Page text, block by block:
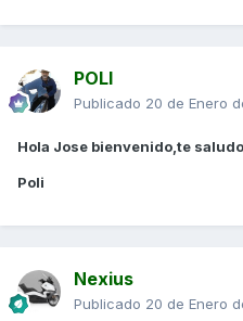
POLI
Publicado 20 de Enero
Hola Jose bienvenido,te
Poli
Nexius
Publicado 20 de Enero